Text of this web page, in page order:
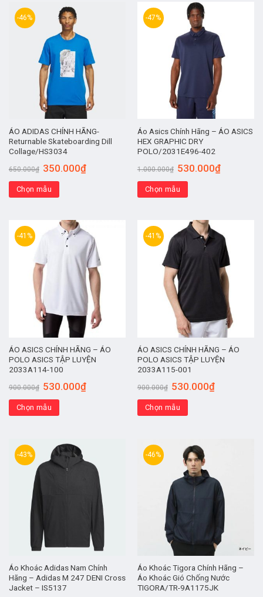
-46%
ÁO ADIDAS CHÍNH HÃNG-
Returnable Skateboarding Dill
Collage/HS3034
650.000₫ 350.000₫
Chọn mẫu
-47%
Áo Asics Chính Hãng – ÁO ASICS
HEX GRAPHIC DRY
POLO/2031E496-402
1.000.000₫ 530.000₫
Chọn mẫu
-41%
ÁO ASICS CHÍNH HÃNG – ÁO
POLO ASICS TẬP LUYỆN
2033A114-100
900.000₫ 530.000₫
Chọn mẫu
-41%
ÁO ASICS CHÍNH HÃNG – ÁO
POLO ASICS TẬP LUYỆN
2033A115-001
900.000₫ 530.000₫
Chọn mẫu
-43%
Áo Khoác Adidas Nam Chính
Hãng – Adidas M 247 DENI Cross
Jacket – IS5137
-46%
Áo Khoác Tigora Chính Hãng –
Áo Khoác Gió Chống Nước
TIGORA/TR-9A1175JK